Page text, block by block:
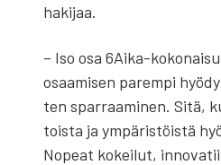
ha­ki­jaa.
– Iso osa 6Ai­ka-
osaa­mi­sen parem­pi
ten spar­raa­mi­nen. Sitä,
tois­ta ja ympä­ris­töis­tä
Nopeat kokei­lut,